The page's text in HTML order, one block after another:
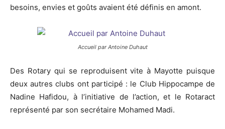
besoins, envies et goûts avaient été définis en amont.
Accueil par Antoine Duhaut
Des Rotary qui se reproduisent vite à Mayotte puisque
deux autres clubs ont participé : le Club Hippocampe de
Nadine Hafidou, à l’initiative de l’action, et le Rotaract
représenté par son secrétaire Mohamed Madi.